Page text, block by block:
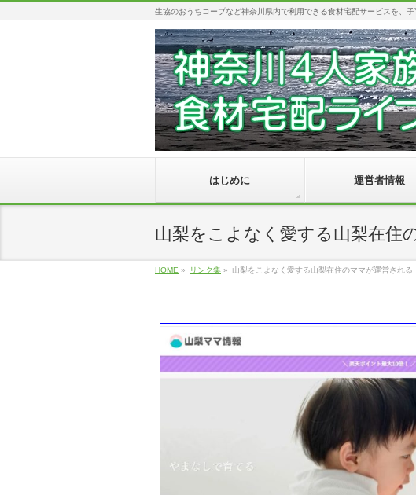
生協のおうちコープなど神奈川県内で利用できる食材宅配サービスを、
はじめに 運営者情報
山梨をこよなく愛する山梨在住
HOME » リンク集 » 山梨をこよなく愛する山梨在住のママが運営される